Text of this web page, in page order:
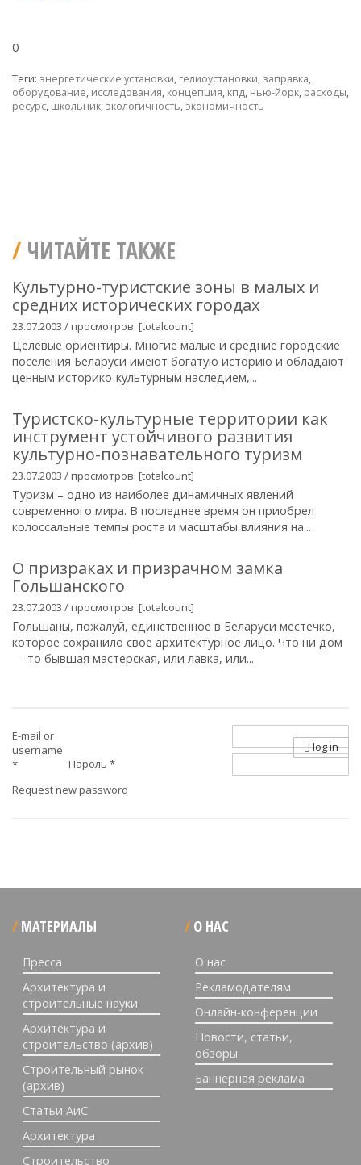
0
Теги: энергетические установки, гелиоустановки, заправка,
оборудование, исследования, концепция, кпд, нью-йорк, расходы,
ресурс, школьник, экологичность, экономичность
ЧИТАЙТЕ ТАКЖЕ
Культурно-туристские зоны в малых и
средних исторических городах
23.07.2003 / просмотров: [totalcount]
Целевые ориентиры. Многие малые и средние городские
поселения Беларуси имеют богатую историю и обладают
ценным историко-культурным наследием,...
Туристско-культурные территории как
инструмент устойчивого развития
культурно-познавательного туризм
23.07.2003 / просмотров: [totalcount]
Туризм – одно из наиболее динамичных явлений
современного мира. В последнее время он приобрел
колоссальные темпы роста и масштабы влияния на...
О призраках и призрачном замка
Гольшанского
23.07.2003 / просмотров: [totalcount]
Гольшаны, пожалуй, единственное в Беларуси местечко,
которое сохранило свое архитектурное лицо. Что ни дом
— то бывшая мастерская, или лавка, или...
E-mail or
username
*
Пароль *
Request new password
log in
МАТЕРИАЛЫ
Пресса
Архитектура и
строительные науки
Архитектура и
строительство (архив)
Строительный рынок
(архив)
Статьи АиС
Архитектура
Строительство
О НАС
О нас
Рекламодателям
Онлайн-конференции
Новости, статьи,
обзоры
Баннерная реклама